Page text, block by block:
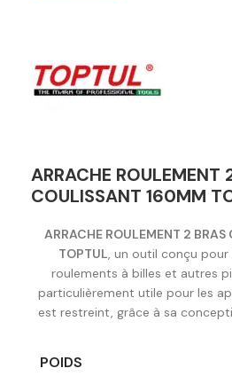
ARRACHE ROULEMENT
COULISSANT 160MM
ARRACHE ROULEMENT 2
TOPTUL, un outil conçu
roulements à billes et autres
particulièrement utile pour les
est restreint, grâce à sa
POIDS